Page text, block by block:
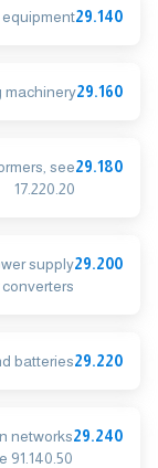
29.140
29.160
machinery
29.180
see
17.220.20
29.200
supply
29.220
batteries
29.240
networks
91.140.50